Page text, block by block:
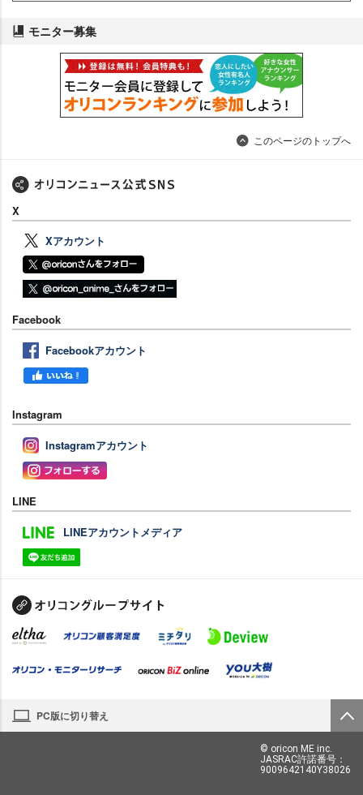
モニター募集
このページのトップへ
X
Xアカウント
Facebook
Facebookアカウント
Instagram
Instagramアカウント
LINE
LINEアカウントメディア
PC版に切り替え
© oricon ME inc.
JASRAC許諾番号：
9009642140Y38026